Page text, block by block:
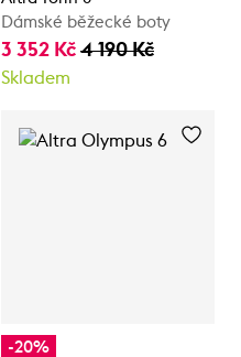
Dámské běžecké boty
3 352 Kč 4 190 Kč
Skladem
-20%